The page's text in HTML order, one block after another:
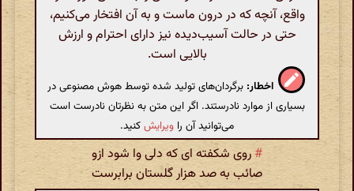
واقع، آنچه که در درون ماست و به آن افتخار می‌کنیم،
حتی در حالت آسیب‌دیده نیز دارای احترام و ارزش
بالایی است.
اخطار: برگردان‌های تولید شده توسط هوش مصنوعی در
بسیاری از موارد نادرستند. اگر این متن به نظرتان نادرست است
می‌توانید آن را ویرایشکنید.
# روی شکفته ای که دلی وا شود ازو
صائب به صد هزار گلستان برابرست